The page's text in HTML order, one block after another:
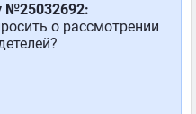
№25032692:
о рассмотрении